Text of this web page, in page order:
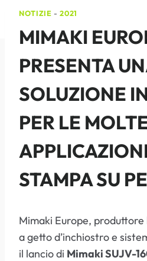
NOTIZIE -2021
MIMAKI
PRESENTA
SOLUZIONE
PER LE
STAMPA SU
Mimaki Europe,
a getto d’inchiostro e
il lancio di Mimaki SUJV-